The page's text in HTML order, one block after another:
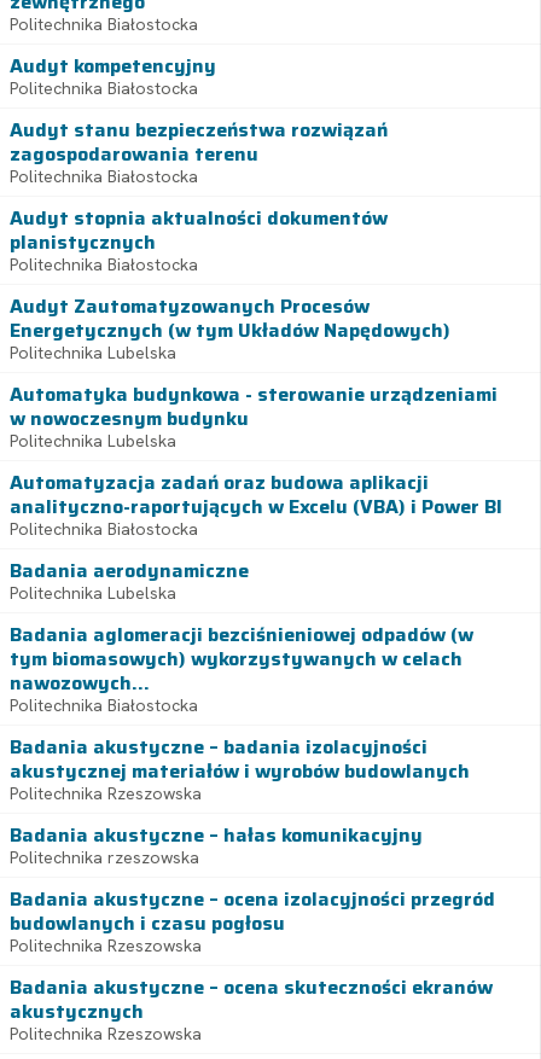
Politechnika Białostocka
Audyt kompetencyjny
Politechnika Białostocka
Audyt stanu bezpieczeństwa rozwiązań
zagospodarowania terenu
Politechnika Białostocka
Audyt stopnia aktualności dokumentów
planistycznych
Politechnika Białostocka
Audyt Zautomatyzowanych Procesów
Energetycznych (w tym Układów Napędowych)
Politechnika Lubelska
Automatyka budynkowa - sterowanie urządzeniami
w nowoczesnym budynku
Politechnika Lubelska
Automatyzacja zadań oraz budowa aplikacji
analityczno-raportujących w Excelu (VBA) i Power BI
Politechnika Białostocka
Badania aerodynamiczne
Politechnika Lubelska
Badania aglomeracji bezciśnieniowej odpadów (w
tym biomasowych) wykorzystywanych w celach
nawozowych...
Politechnika Białostocka
Badania akustyczne – badania izolacyjności
akustycznej materiałów i wyrobów budowlanych
Politechnika Rzeszowska
Badania akustyczne – hałas komunikacyjny
Politechnika rzeszowska
Badania akustyczne – ocena izolacyjności przegród
budowlanych i czasu pogłosu
Politechnika Rzeszowska
Badania akustyczne – ocena skuteczności ekranów
akustycznych
Politechnika Rzeszowska